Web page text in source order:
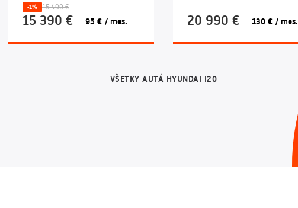
-1% 15 490 €
15 390 € 95 € / mes. 20 990 € 130 € / mes.
VŠETKY AUTÁ HYUNDAI I20